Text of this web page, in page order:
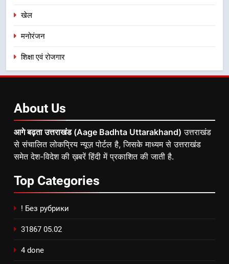
खेल
मनोरंजन
शिक्षा एवं रोजगार
About Us
आगे बढ़ता उत्तराखंड (Aage Badhta Uttarakhand) उत्तराखंड
से संचालित लोकप्रिय न्यूज़ पोर्टल है, जिसके माध्यम से उत्तराखंड
समेत देश-विदेश की ख़बरें हिंदी में प्रकाशित की जाती है.
Top Categories
! Без рубрики
31867 05.02
4 done